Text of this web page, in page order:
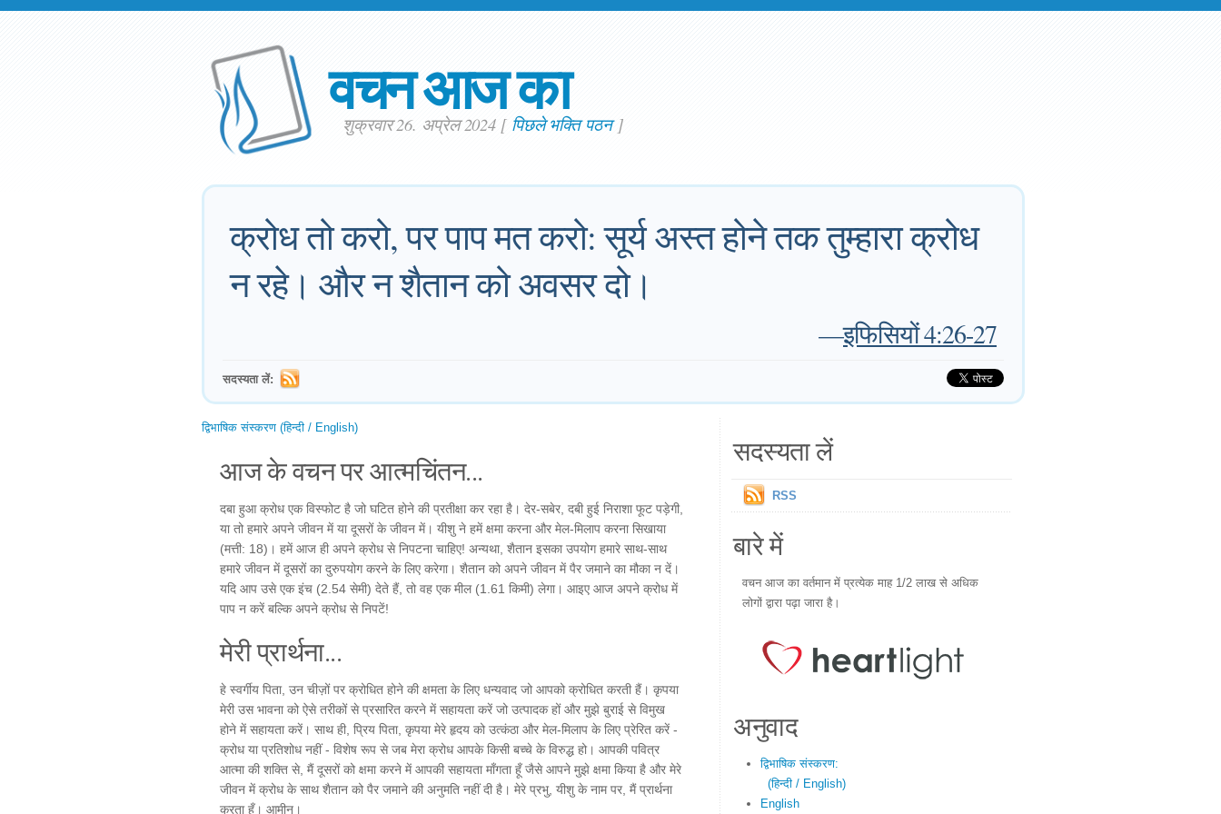
वचन आज का
शुक्रवार 26. अप्रेल 2024 [ पिछले भक्ति पठन]
क्रोध तो करो, पर पाप मत करो: सूर्य अस्त होने तक तुम्हारा क्रोध
न रहे। और न शैतान को अवसर दो।
—इफिसियों 4:26-27
सदस्यता लें:
द्विभाषिक संस्करण (हिन्दी / English)
आज के वचन पर आत्मचिंतन...
दबा हुआ क्रोध एक विस्फोट है जो घटित होने की प्रतीक्षा कर रहा है। देर-सबेर, दबी हुई निराशा फूट पड़ेगी,
या तो हमारे अपने जीवन में या दूसरों के जीवन में। यीशु ने हमें क्षमा करना और मेल-मिलाप करना सिखाया
(मत्ती: 18)। हमें आज ही अपने क्रोध से निपटना चाहिए! अन्यथा, शैतान इसका उपयोग हमारे साथ-साथ
हमारे जीवन में दूसरों का दुरुपयोग करने के लिए करेगा। शैतान को अपने जीवन में पैर जमाने का मौका न दें।
यदि आप उसे एक इंच (2.54 सेमी) देते हैं, तो वह एक मील (1.61 किमी) लेगा। आइए आज अपने क्रोध में
पाप न करें बल्कि अपने क्रोध से निपटें!
मेरी प्रार्थना...
हे स्वर्गीय पिता, उन चीज़ों पर क्रोधित होने की क्षमता के लिए धन्यवाद जो आपको क्रोधित करती हैं। कृपया
मेरी उस भावना को ऐसे तरीकों से प्रसारित करने में सहायता करें जो उत्पादक हों और मुझे बुराई से विमुख
होने में सहायता करें। साथ ही, प्रिय पिता, कृपया मेरे हृदय को उत्कंठा और मेल-मिलाप के लिए प्रेरित करें -
क्रोध या प्रतिशोध नहीं - विशेष रूप से जब मेरा क्रोध आपके किसी बच्चे के विरुद्ध हो। आपकी पवित्र
आत्मा की शक्ति से, मैं दूसरों को क्षमा करने में आपकी सहायता माँगता हूँ जैसे आपने मुझे क्षमा किया है और मेरे
जीवन में क्रोध के साथ शैतान को पैर जमाने की अनुमति नहीं दी है। मेरे प्रभु, यीशु के नाम पर, मैं प्रार्थना
करता हूँ। आमीन।
सदस्यता लें
RSS
बारे में
वचन आज का वर्तमान में प्रत्येक माह 1/2 लाख से अधिक
लोगों द्वारा पढ़ा जारा है।
अनुवाद
द्विभाषिक संस्करण:
(हिन्दी / English)
English